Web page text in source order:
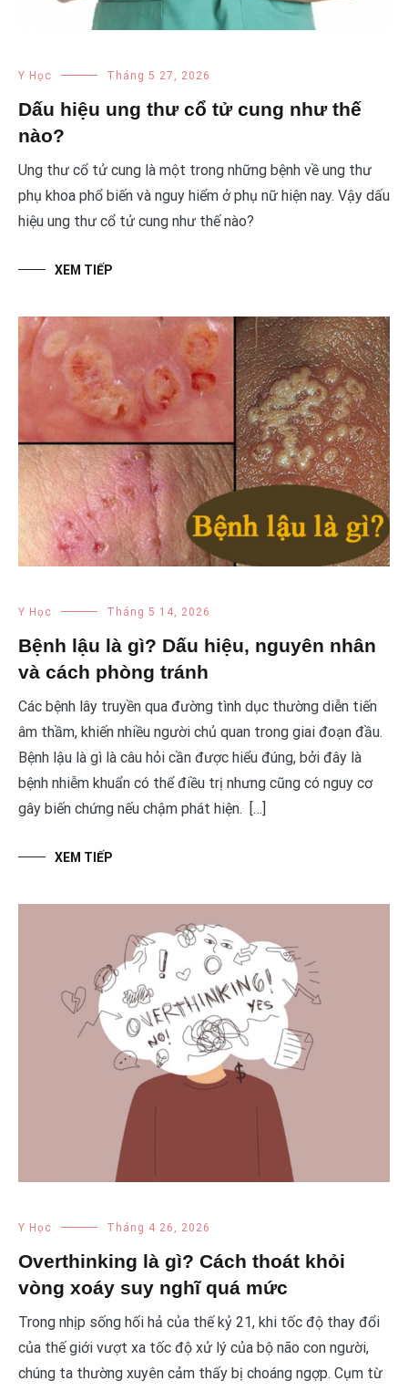
Y Học Tháng 5 27, 2026
Dấu hiệu ung thư cổ tử cung như thế
nào?
Ung thư cổ tử cung là một trong những bệnh về ung thư
phụ khoa phổ biến và nguy hiểm ở phụ nữ hiện nay. Vậy dấu
hiệu ung thư cổ tử cung như thế nào?
XEM TIẾP
Y Học Tháng 5 14, 2026
Bệnh lậu là gì? Dấu hiệu, nguyên nhân
và cách phòng tránh
Các bệnh lây truyền qua đường tình dục thường diễn tiến
âm thầm, khiến nhiều người chủ quan trong giai đoạn đầu.
Bệnh lậu là gì là câu hỏi cần được hiểu đúng, bởi đây là
bệnh nhiễm khuẩn có thể điều trị nhưng cũng có nguy cơ
gây biến chứng nếu chậm phát hiện. […]
XEM TIẾP
Y Học Tháng 4 26, 2026
Overthinking là gì? Cách thoát khỏi
vòng xoáy suy nghĩ quá mức
Trong nhịp sống hối hả của thế kỷ 21, khi tốc độ thay đổi
của thế giới vượt xa tốc độ xử lý của bộ não con người,
chúng ta thường xuyên cảm thấy bị choáng ngợp. Cụm từ